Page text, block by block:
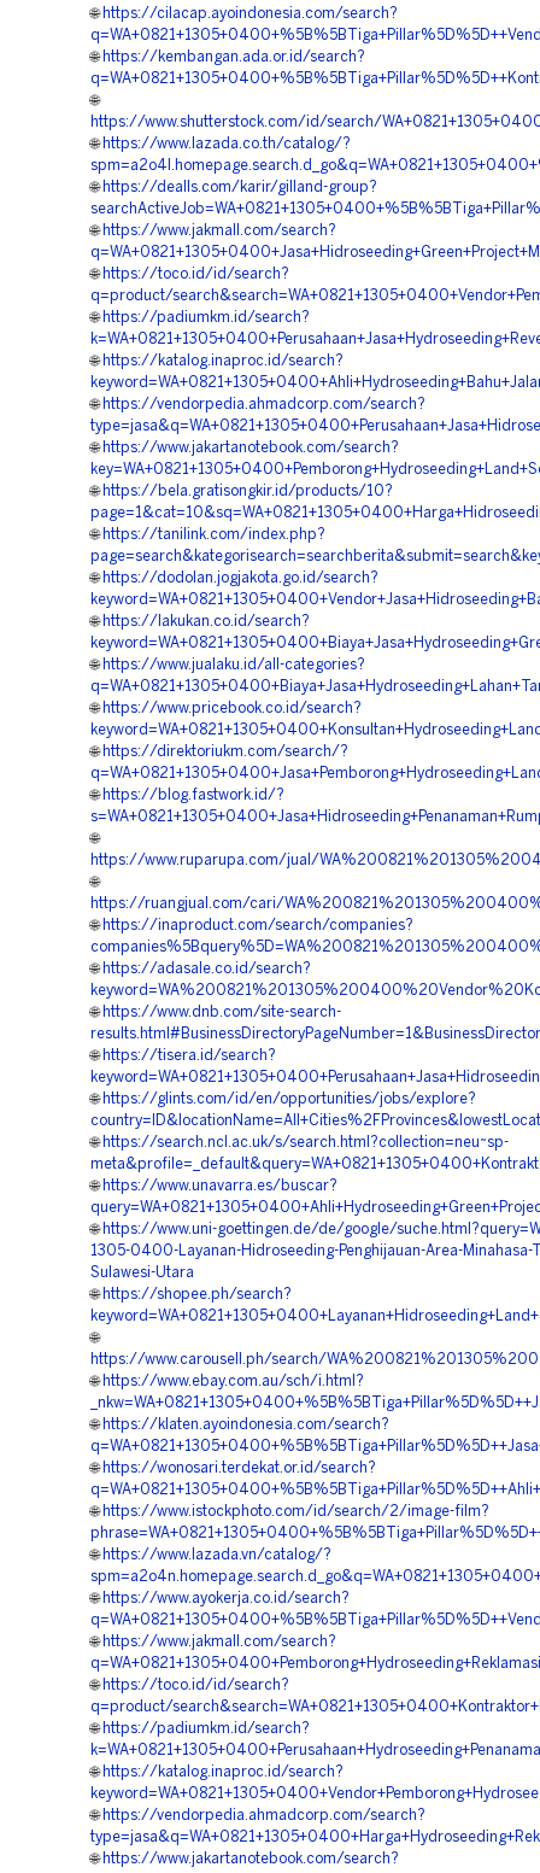
🌐 https://cilacap.ayoindonesia.com/search?
🌐 https://kembangan.ada.or.id/search?
🌐
https://www.shutterstock.com/id/search/
🌐 https://www.lazada.co.th/catalog/?
🌐 https://dealls.com/karir/gilland-group?
🌐 https://www.jakmall.com/search?
🌐 https://toco.id/id/search?
q=product/
🌐 https://padiumkm.id/search?
🌐 https://katalog.inaproc.id/search?
🌐 https://vendorpedia.ahmadcorp.com/search?
🌐 https://www.jakartanotebook.com/search?
🌐 https://bela.gratisongkir.id/products/10?
🌐 https://tanilink.com/index.php?
🌐 https://dodolan.jogjakota.go.id/search?
🌐 https://lakukan.co.id/search?
🌐 https://www.jualaku.id/all-categories?
🌐 https://www.pricebook.co.id/search?
🌐 https://direktoriukm.com/search/?
🌐 https://blog.fastwork.id/?
🌐
https://www.ruparupa.com/jual/
🌐
https://ruangjual.com/cari/
🌐 https://inaproduct.com/search/companies?
🌐 https://adasale.co.id/search?
🌐 https://www.dnb.com/site-search-
🌐 https://tisera.id/search?
🌐 https://glints.com/id/en/opportunities/jobs/explore?
🌐 https://search.ncl.ac.uk/s/search.html?collection=neu~sp-
🌐 https://www.unavarra.es/buscar?
🌐 https://www.uni-goettingen.de/de/google/
1305-0400-Layanan-Hidroseeding-Penghijauan-Area-Minahasa-
Sulawesi-Utara
🌐 https://shopee.ph/search?
🌐
https://www.carousell.ph/search/
🌐 https://www.ebay.com.au/sch/i.html?
🌐 https://klaten.ayoindonesia.com/search?
🌐 https://wonosari.terdekat.or.id/search?
🌐 https://www.istockphoto.com/id/search/2/image-film?
🌐 https://www.lazada.vn/catalog/?
🌐 https://www.ayokerja.co.id/search?
🌐 https://www.jakmall.com/search?
🌐 https://toco.id/id/search?
q=product/
🌐 https://padiumkm.id/search?
🌐 https://katalog.inaproc.id/search?
🌐 https://vendorpedia.ahmadcorp.com/search?
🌐 https://www.jakartanotebook.com/search?